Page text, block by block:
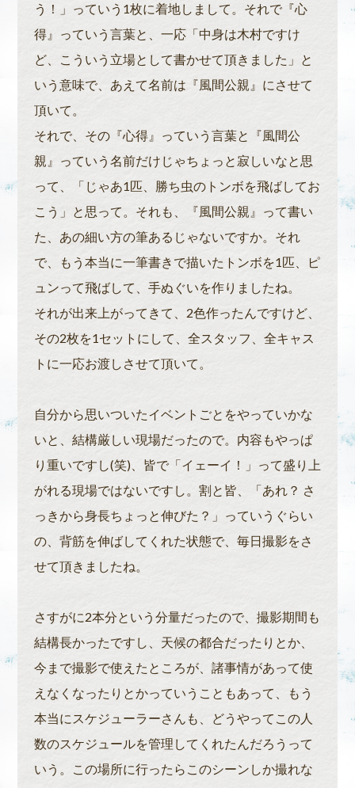
う！」っていう1枚に着地しまして。それで『心
得』っていう言葉と、一応「中身は木村ですけ
ど、こういう立場として書かせて頂きました」と
いう意味で、あえて名前は『風間公親』にさせて
頂いて。
それで、その『心得』っていう言葉と『風間公
親』っていう名前だけじゃちょっと寂しいなと思
って、「じゃあ1匹、勝ち虫のトンボを飛ばしてお
こう」と思って。それも、『風間公親』って書い
た、あの細い方の筆あるじゃないですか。それ
で、もう本当に一筆書きで描いたトンボを1匹、ピ
ュンって飛ばして、手ぬぐいを作りましたね。
それが出来上がってきて、2色作ったんですけど、
その2枚を1セットにして、全スタッフ、全キャス
トに一応お渡しさせて頂いて。
自分から思いついたイベントごとをやっていかな
いと、結構厳しい現場だったので。内容もやっぱ
り重いですし(笑)、皆で「イェーイ！」って盛り上
がれる現場ではないですし。割と皆、「あれ？ さ
っきから身長ちょっと伸びた？」っていうぐらい
の、背筋を伸ばしてくれた状態で、毎日撮影をさ
せて頂きましたね。
さすがに2本分という分量だったので、撮影期間も
結構長かったですし、天候の都合だったりとか、
今まで撮影で使えたところが、諸事情があって使
えなくなったりとかっていうこともあって、もう
本当にスケジューラーさんも、どうやってこの人
数のスケジュールを管理してくれたんだろうって
いう。この場所に行ったらこのシーンしか撮れな